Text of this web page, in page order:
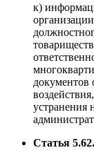
к)
документов
устранения
Статья